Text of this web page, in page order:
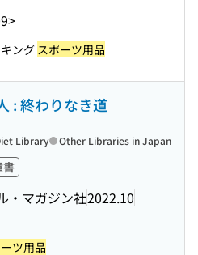
ング スポーツ用品
: 終わりなき道
書
・マガジン社2022.10
Library Other Libraries in Japan
ツ用品